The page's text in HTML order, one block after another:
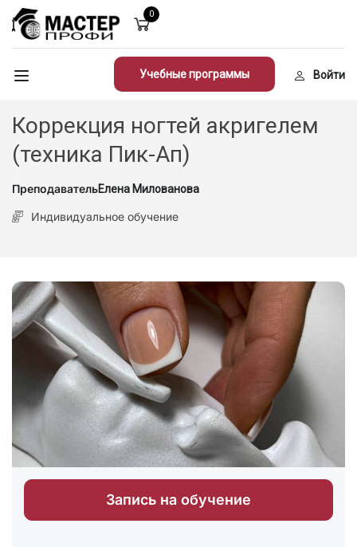
0
Учебные программы Войти
Коррекция ногтей акригелем
(техника Пик-Ап)
ПреподавательЕлена Милованова
Индивидуальное обучение
Запись на обучение